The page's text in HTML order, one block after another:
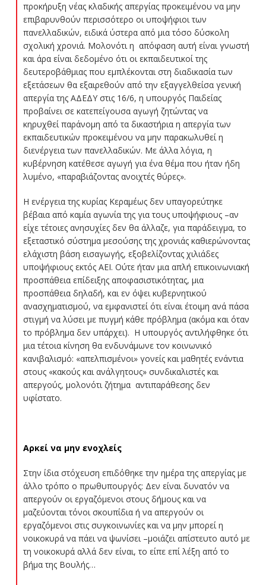
προκήρυξη νέας κλαδικής απεργίας προκειμένου να μην
επιβαρυνθούν περισσότερο οι υποψήφιοι των
πανελλαδικών, ειδικά ύστερα από μια τόσο δύσκολη
σχολική χρονιά. Μολονότι η απόφαση αυτή είναι γνωστή
και άρα είναι δεδομένο ότι οι εκπαιδευτικοί της
δευτεροβάθμιας που εμπλέκονται στη διαδικασία των
εξετάσεων θα εξαιρεθούν από την εξαγγελθείσα γενική
απεργία της ΑΔΕΔΥ στις 16/6, η υπουργός Παιδείας
προβαίνει σε κατεπείγουσα αγωγή ζητώντας να
κηρυχθεί παράνομη από τα δικαστήρια η απεργία των
εκπαιδευτικών προκειμένου να μην παρακωλυθεί η
διενέργεια των πανελλαδικών. Με άλλα λόγια, η
κυβέρνηση κατέθεσε αγωγή για ένα θέμα που ήταν ήδη
λυμένο, «παραβιάζοντας ανοιχτές θύρες».
Η ενέργεια της κυρίας Κεραμέως δεν υπαγορεύτηκε
βέβαια από καμία αγωνία της για τους υποψήφιους –αν
είχε τέτοιες ανησυχίες δεν θα άλλαζε, για παράδειγμα, το
εξεταστικό σύστημα μεσούσης της χρονιάς καθιερώνοντας
ελάχιστη βάση εισαγωγής, εξοβελίζοντας χιλιάδες
υποψήφιους εκτός ΑΕΙ. Ούτε ήταν μια απλή επικοινωνιακή
προσπάθεια επίδειξης αποφασιστικότητας, μια
προσπάθεια δηλαδή, και εν όψει κυβερνητικού
ανασχηματισμού, να εμφανιστεί ότι είναι έτοιμη ανά πάσα
στιγμή να λύσει με πυγμή κάθε πρόβλημα (ακόμα και όταν
το πρόβλημα δεν υπάρχει). Η υπουργός αντιλήφθηκε ότι
μια τέτοια κίνηση θα ενδυνάμωνε τον κοινωνικό
κανιβαλισμό: «απελπισμένοι» γονείς και μαθητές ενάντια
στους «κακούς και ανάλγητους» συνδικαλιστές και
απεργούς, μολονότι ζήτημα αντιπαράθεσης δεν
υφίστατο.
Αρκεί να μην ενοχλείς
Στην ίδια στόχευση επιδόθηκε την ημέρα της απεργίας με
άλλο τρόπο ο πρωθυπουργός: Δεν είναι δυνατόν να
απεργούν οι εργαζόμενοι στους δήμους και να
μαζεύονται τόνοι σκουπίδια ή να απεργούν οι
εργαζόμενοι στις συγκοινωνίες και να μην μπορεί η
νοικοκυρά να πάει να ψωνίσει –μοιάζει απίστευτο αυτό με
τη νοικοκυρά αλλά δεν είναι, το είπε επί λέξη από το
βήμα της Βουλής…